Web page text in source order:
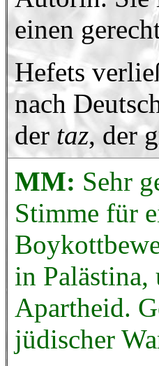
einen
Hefets
nach
der taz, der
MM: Sehr
Stimme für
in Palästina,
Apartheid.
jüdischer